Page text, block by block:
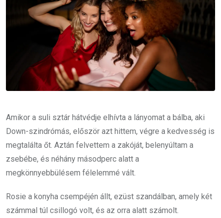
Amikor a suli sztár hátvédje elhívta a lányomat a bálba, aki
Down-szindrómás, először azt hittem, végre a kedvesség is
megtalálta őt. Aztán felvettem a zakóját, belenyúltam a
zsebébe, és néhány másodperc alatt a
megkönnyebbülésem félelemmé vált.
Rosie a konyha csempéjén állt, ezüst szandálban, amely két
számmal túl csillogó volt, és az orra alatt számolt.